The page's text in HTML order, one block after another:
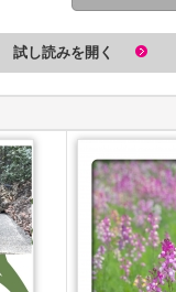
試し読みを開く